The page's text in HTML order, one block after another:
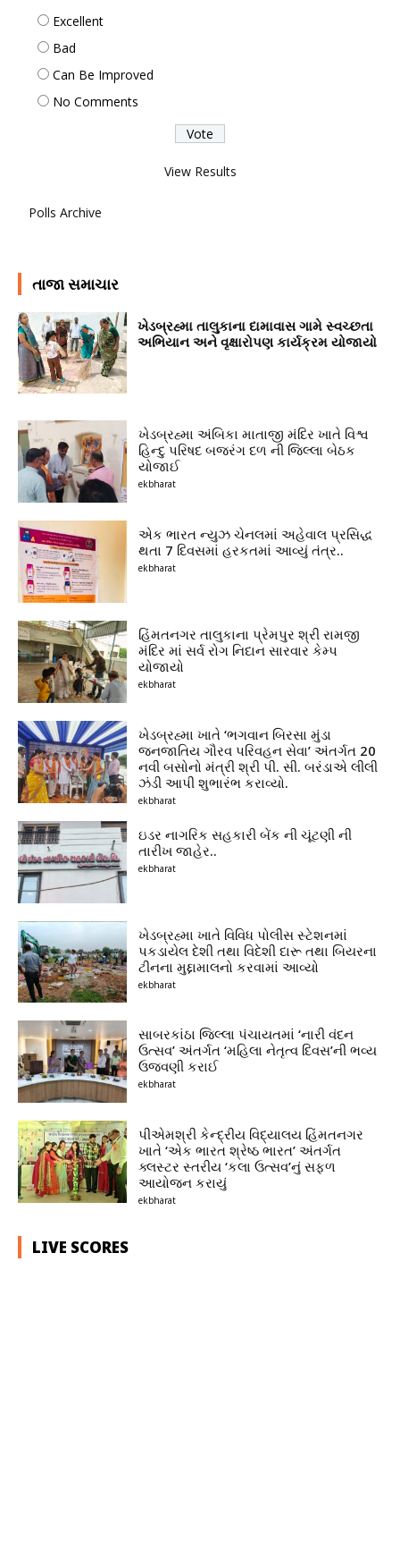
Excellent
Bad
Can Be Improved
No Comments
View Results
Polls Archive
તાજા સમાચાર
ખેડબ્રહ્મા તાલુકાના દામાવાસ ગામે સ્વચ્છતા
અભિયાન અને વૃક્ષારોપણ કાર્યક્રમ યોજાયો
ખેડબ્રહ્મા અંબિકા માતાજી મંદિર ખાતે વિશ્વ
હિન્દુ પરિષદ બજરંગ દળ ની જિલ્લા બેઠક
યોજાઈ
ekbharat
એક ભારત ન્યુઝ ચેનલમાં અહેવાલ પ્રસિદ્ધ
થતા 7 દિવસમાં હરકતમાં આવ્યું તંત્ર..
ekbharat
હિંમતનગર તાલુકાના પ્રેમપુર શ્રી રામજી
મંદિર માં સર્વ રોગ નિદાન સારવાર કેમ્પ
યોજાયો
ekbharat
ખેડબ્રહ્મા ખાતે ‘ભગવાન બિરસા મુંડા
જનજાતિય ગૌરવ પરિવહન સેવા’ અંતર્ગત 20
નવી બસોનો મંત્રી શ્રી પી. સી. બરંડાએ લીલી
ઝંડી આપી શુભારંભ કરાવ્યો.
ekbharat
ઇડર નાગરિક સહકારી બેંક ની ચૂંટણી ની
તારીખ જાહેર..
ekbharat
ખેડબ્રહ્મા ખાતે વિવિધ પોલીસ સ્ટેશનમાં
પકડાયેલ દેશી તથા વિદેશી દારૂ તથા બિયરના
ટીનના મુદ્દામાલનો કરવામાં આવ્યો
ekbharat
સાબરકાંઠા જિલ્લા પંચાયતમાં ‘નારી વંદન
ઉત્સવ’ અંતર્ગત ‘મહિલા નેતૃત્વ દિવસ’ની ભવ્ય
ઉજવણી કરાઈ
ekbharat
પીએમશ્રી કેન્દ્રીય વિદ્યાલય હિંમતનગર
ખાતે ‘એક ભારત શ્રેષ્ઠ ભારત’ અંતર્ગત
ક્લસ્ટર સ્તરીય ‘કલા ઉત્સવ’નું સફળ
આયોજન કરાયું
ekbharat
LIVE SCORES